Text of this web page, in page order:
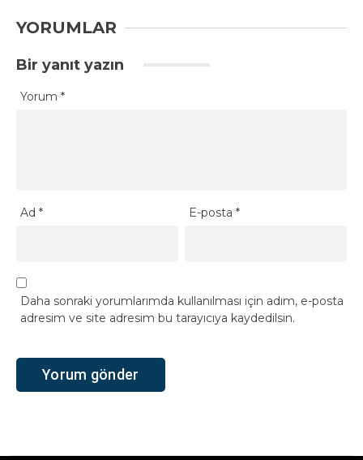
YORUMLAR
Bir yanıt yazın
Yorum *
Ad * E-posta*
Daha sonraki yorumlarımda kullanılması için adım, e-posta
adresim ve site adresim bu tarayıcıya kaydedilsin.